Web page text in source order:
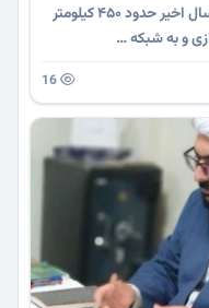
رئیس اداره برق تربت‌حیدریه گفت: در دو سال اخیر حدود ۴۵۰ کیلومتر
و به شبکه …